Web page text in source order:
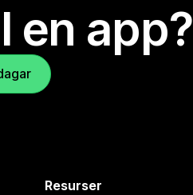
en app?
Resurser